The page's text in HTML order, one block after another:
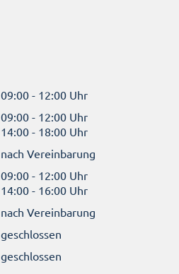
09:00 - 12:00 Uhr
09:00 - 12:00 Uhr
14:00 - 18:00 Uhr
nach Vereinbarung
09:00 - 12:00 Uhr
14:00 - 16:00 Uhr
nach Vereinbarung
geschlossen
geschlossen